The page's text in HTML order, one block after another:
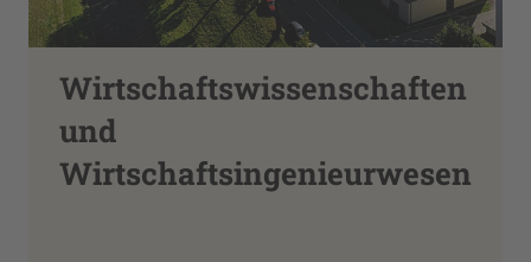
Wirtschaftswissenschaften
und
Wirtschaftsingenieurwesen